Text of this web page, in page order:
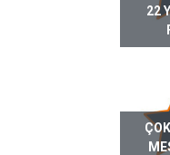
22